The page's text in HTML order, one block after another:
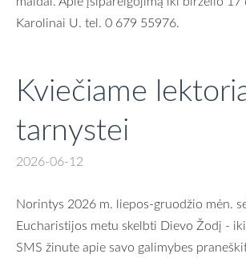
Karolinai U. tel. 0 679 55976.
Kviečiame
tarnystei
2026-06-12
Norintys 2026 m. liepos-gruodžio mėn.
Eucharistijos metu skelbti Dievo Žodį -
SMS žinute apie savo galimybes